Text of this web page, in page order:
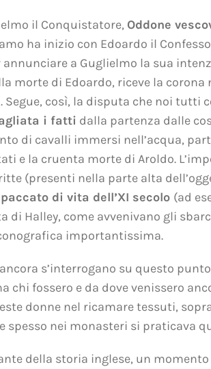
il Conquistatore, Oddone
ha inizio con Edoardo il
a Guglielmo la sua
morte di Edoardo, riceve la
Segue, così, la disputa che noi
i fatti dalla partenza dalle
di cavalli immersi nell’acqua,
e la cruenta morte di Aroldo.
(presenti nella parte alta
di vita dell’XI secolo (ad
di Halley, come avvenivano gli
importantissima.
s’interrogano su questo
chi fossero e da dove venissero
donne nel ricamare tessuti,
spesso nei monasteri si praticava
della storia inglese, un momento